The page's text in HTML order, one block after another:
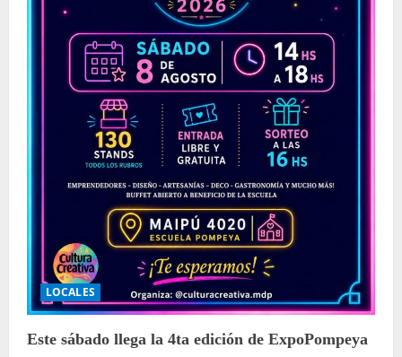
LOCALES
Este sábado llega la 4ta edición de ExpoPompeya